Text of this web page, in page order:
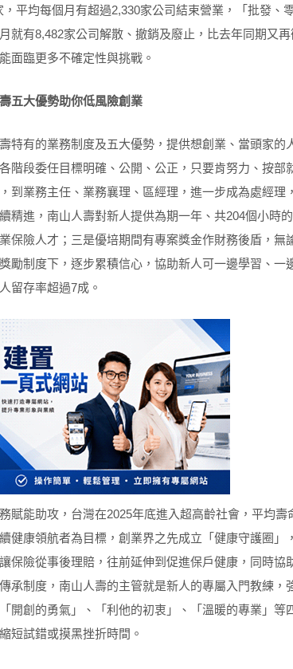
，平均每個月有超過2,330家公司結束營業，「批發、
就有8,482家公司解散、撤銷及廢止，比去年同期又
面臨更多不確定性與挑戰。
五大優勢助你低風險創業
特有的業務制度及五大優勢，提供想創業、當頭家
階段委任目標明確、公開、公正，只要肯努力、按
到業務主任、業務襄理、區經理，進一步成為處經
精進，南山人壽對新人提供為期一年、共204個小時
保險人才；三是優培期間有專案獎金作財務後盾，無
勵制度下，逐步累積信心，協助新人可一邊學習、
留存率超過7成。
賦能助攻，台灣在2025年底進入超高齡社會，平均
健康領航者為目標，創業界之先成立「健康守護圈
保險從事後理賠，往前延伸到促進保戶健康，同時
承制度，南山人壽的主管就是新人的專屬入門教練
「開創的勇氣」、「利他的初衷」、「溫暖的專業」
短試錯或摸黑挫折時間。